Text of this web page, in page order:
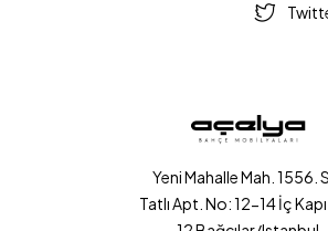
Yeni Mahalle Mah. 1556.
Tatlı Apt. No: 12-14 İç